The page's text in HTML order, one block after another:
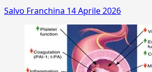
Salvo Franchina 14 Aprile 2026